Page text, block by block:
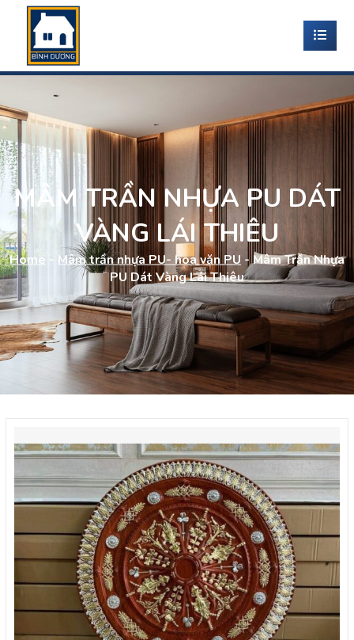
MÂM TRẦN NHỰA PU DÁT
VÀNG LÁI THIÊU
Home - Mâm trần nhựa PU- hoa văn PU -Mâm Trần Nhựa
PU Dát Vàng Lái Thiêu